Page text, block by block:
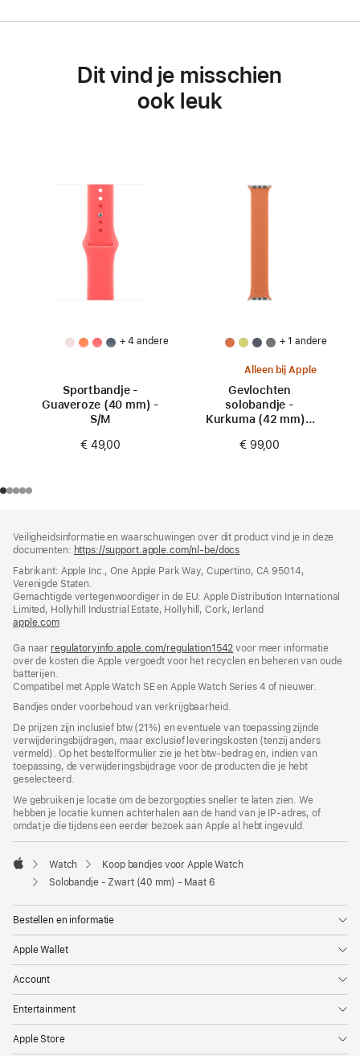
Dit vind je misschien
ook leuk
+ 4 andere
Sportbandje -
Guaveroze (40 mm) -
S/M
€ 49,00
+ 1 andere
Alleen bij Apple
Gevlochten
solobandje -
Kurkuma (42 mm) -
€ 99,00
Veiligheidsinformatie en waarschuwingen over dit product vind je in deze
documenten: https://support.apple.com/nl-be/docs
nieuw
geopend)
Fabrikant: Apple Inc., One Apple Park Way, Cupertino, CA 95014,
Verenigde Staten.
Gemachtigde vertegenwoordiger in de EU: Apple Distribution International
Limited, Hollyhill Industrial Estate, Hollyhill, Cork, Ierland
apple.com(wordt
nieuw
venster
Ga naar regulatoryinfo.apple.com/regulation1542 (wordt
in
venster
voor meer informatie
over de kosten die Apple vergoedt voor het recyclen en beheren van oude
batterijen.
Compatibel met Apple Watch SE en Apple Watch Series 4 of nieuwer.
Bandjes onder voorbehoud van verkrijgbaarheid.
De prijzen zijn inclusief btw (21%) en eventuele van toepassing zijnde
verwijderingsbijdragen, maar exclusief leveringskosten (tenzij anders
vermeld). Op het bestelformulier zie je het btw-bedrag en, indien van
toepassing, de verwijderingsbijdrage voor de producten die je hebt
geselecteerd.
We gebruiken je locatie om de bezorgopties sneller te laten zien. We
hebben je locatie kunnen achterhalen aan de hand van je IP-adres, of
omdat je die tijdens een eerder bezoek aan Apple al hebt ingevuld.
Apple
Watch
Koop bandjes voor Apple Watch
Solobandje - Zwart (40 mm) - Maat 6
Bestellen en informatie
Apple Wallet
Account
Entertainment
Apple Store